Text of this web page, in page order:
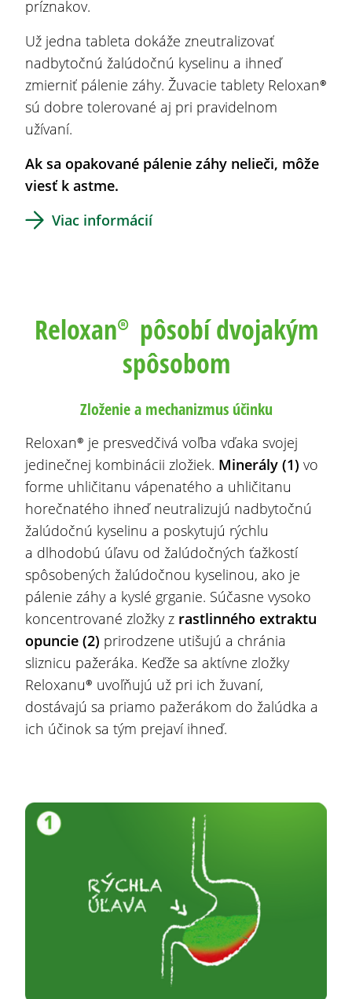
príznakov.
Už jedna tableta dokáže zneutralizovať
nadbytočnú žalúdočnú kyselinu a ihneď
zmierniť pálenie záhy. Žuvacie tablety Reloxan®
sú dobre tolerované aj pri pravidelnom
užívaní.
Ak sa opakované pálenie záhy nelieči, môže
viesť k astme.
Viac informácií
Reloxan® pôsobí dvojakým
spôsobom
Zloženie a mechanizmus účinku
Reloxan® je presvedčivá voľba vďaka svojej
jedinečnej kombinácii zložiek. Minerály (1) vo
forme uhličitanu vápenatého a uhličitanu
horečnatého ihneď neutralizujú nadbytočnú
žalúdočnú kyselinu a poskytujú rýchlu
a dlhodobú úľavu od žalúdočných ťažkostí
spôsobených žalúdočnou kyselinou, ako je
pálenie záhy a kyslé grganie. Súčasne vysoko
koncentrované zložky z rastlinného extraktu
opuncie (2) prirodzene utišujú a chránia
sliznicu pažeráka. Keďže sa aktívne zložky
Reloxanu® uvoľňujú už pri ich žuvaní,
dostávajú sa priamo pažerákom do žalúdka a
ich účinok sa tým prejaví ihneď.